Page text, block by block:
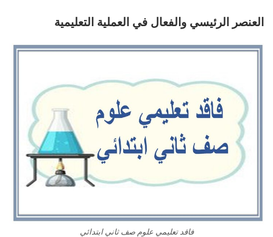
العنصر الرئيسي والفعال في العملية التعليمية
فاقد تعليمي علوم صف ثاني ابتدائي